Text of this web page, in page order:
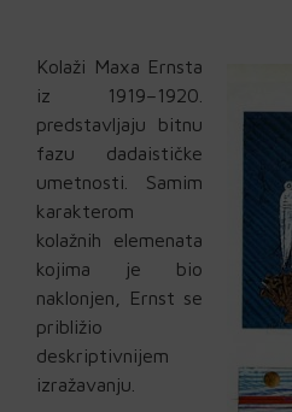
Kolaži Maxa Ernsta
iz 1919–1920.
predstavljaju bitnu
fazu dadaističke
umetnosti. Samim
karakterom
kolažnih elemenata
kojima je bio
naklonjen, Ernst se
približio
deskriptivnijem
izražavanju.